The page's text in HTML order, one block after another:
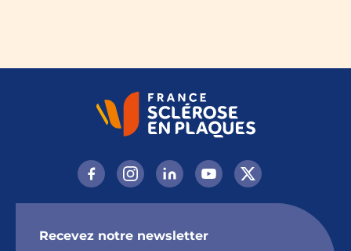
Recevez notre newsletter